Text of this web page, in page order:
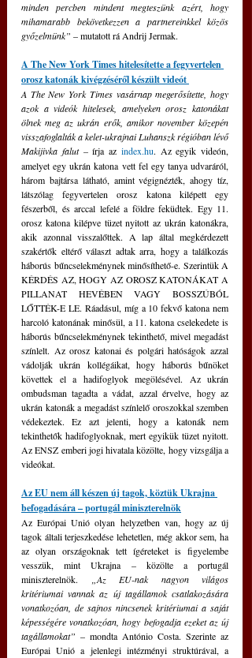
minden percben mindent megteszünk azért, hogy
mihamarabb bekövetkezzen a partnereinkkel közös
győzelmünk” – mutatott rá Andrij Jermak.
A The New York Times hitelesítette a fegyvertelen
orosz katonák kivégzéséről készült videót
A The New York Times vasárnap megerősítette, hogy
azok a videók hitelesek, amelyeken orosz katonákat
ölnek meg az ukrán erők, amikor november közepén
visszafoglalták a kelet-ukrajnai Luhanszk régióban lévő
Makijivka falut – írja az index.hu. Az egyik videón,
amelyet egy ukrán katona vett fel egy tanya udvaráról,
három bajtársa látható, amint végignézték, ahogy tíz,
látszólag fegyvertelen orosz katona kilépett egy
fészerből, és arccal lefelé a földre feküdtek. Egy 11.
orosz katona kilépve tüzet nyitott az ukrán katonákra,
akik azonnal visszalőttek. A lap által megkérdezett
szakértők eltérő választ adtak arra, hogy a találkozás
háborús bűncselekménynek minősíthető-e. Szerintük A
KÉRDÉS AZ, HOGY AZ OROSZ KATONÁKAT A
PILLANAT HEVÉBEN VAGY BOSSZÚBÓL
LŐTTÉK-E LE. Ráadásul, míg a 10 fekvő katona nem
harcoló katonának minősül, a 11. katona cselekedete is
háborús bűncselekménynek tekinthető, mivel megadást
színlelt. Az orosz katonai és polgári hatóságok azzal
vádolják ukrán kollégáikat, hogy háborús bűnöket
követtek el a hadifoglyok megölésével. Az ukrán
ombudsman tagadta a vádat, azzal érvelve, hogy az
ukrán katonák a megadást színlelő oroszokkal szemben
védekeztek. Ez azt jelenti, hogy a katonák nem
tekinthetők hadifoglyoknak, mert egyikük tüzet nyitott.
Az ENSZ emberi jogi hivatala közölte, hogy vizsgálja a
videókat.
Az EU nem áll készen új tagok, köztük Ukrajna
befogadására – portugál miniszterelnök
Az Európai Unió olyan helyzetben van, hogy az új
tagok általi terjeszkedése lehetetlen, még akkor sem, ha
az olyan országoknak tett ígéreteket is figyelembe
vesszük, mint Ukrajna – közölte a portugál
miniszterelnök.
„Az EU-nak nagyon világos
kritériumai vannak az új tagállamok csatlakozására
vonatkozóan, de sajnos nincsenek kritériumai a saját
képességére vonatkozóan, hogy befogadja ezeket az új
tagállamokat” – mondta António Costa. Szerinte az
Európai Unió a jelenlegi intézményi struktúrával, a